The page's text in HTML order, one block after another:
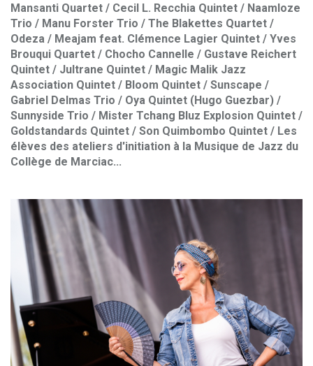
Mansanti Quartet / Cecil L. Recchia Quintet / Naamloze
Trio / Manu Forster Trio / The Blakettes Quartet /
Odeza / Meajam feat. Clémence Lagier Quintet / Yves
Brouqui Quartet / Chocho Cannelle / Gustave Reichert
Quintet / Jultrane Quintet / Magic Malik Jazz
Association Quintet / Bloom Quintet / Sunscape /
Gabriel Delmas Trio / Oya Quintet (Hugo Guezbar) /
Sunnyside Trio / Mister Tchang Bluz Explosion Quintet /
Goldstandards Quintet / Son Quimbombo Quintet / Les
élèves des ateliers d'initiation à la Musique de Jazz du
Collège de Marciac...